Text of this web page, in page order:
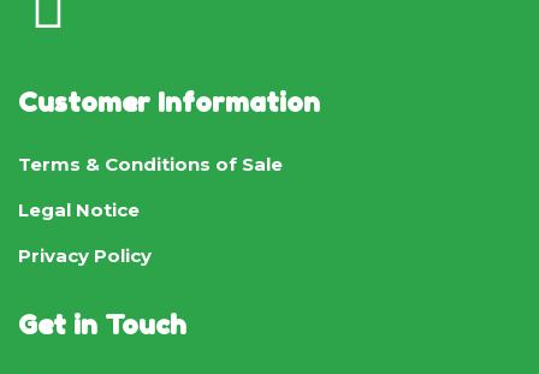
Customer Information
Terms & Conditions of Sale
Legal Notice
Privacy Policy
Get in Touch